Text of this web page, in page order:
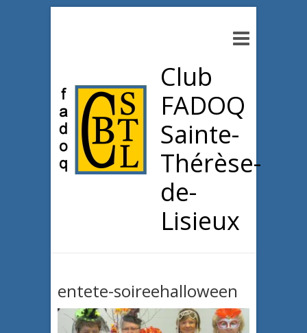
Club
FADOQ
Sainte-
Thérèse-
de-
Lisieux
entete-soireehalloween